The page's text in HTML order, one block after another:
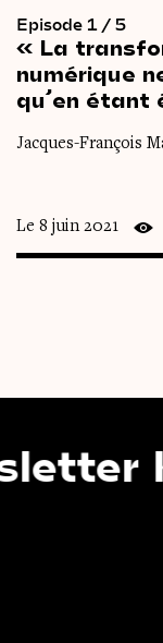
Episode 1 / 5
« La
numérique
qu’en étant
Jacques-François
Le 8 juin 2021